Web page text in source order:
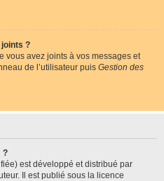
?
vous avez joints à vos messages et
de l’utilisateur puis Gestion des
?
est développé et distribué par
Il est publié sous la licence